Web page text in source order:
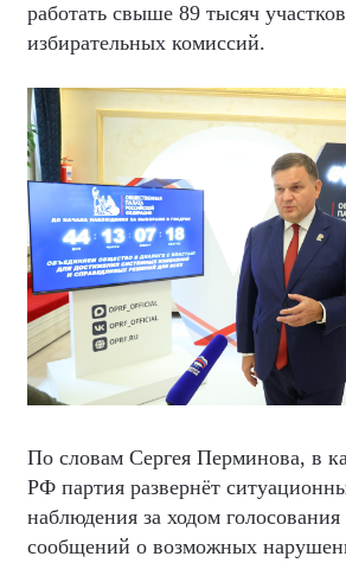
работать свыше 89 тысяч
избирательных комиссий.
По словам Сергея Перминова, в
РФ партия развернёт
наблюдения за ходом
сообщений о возможных